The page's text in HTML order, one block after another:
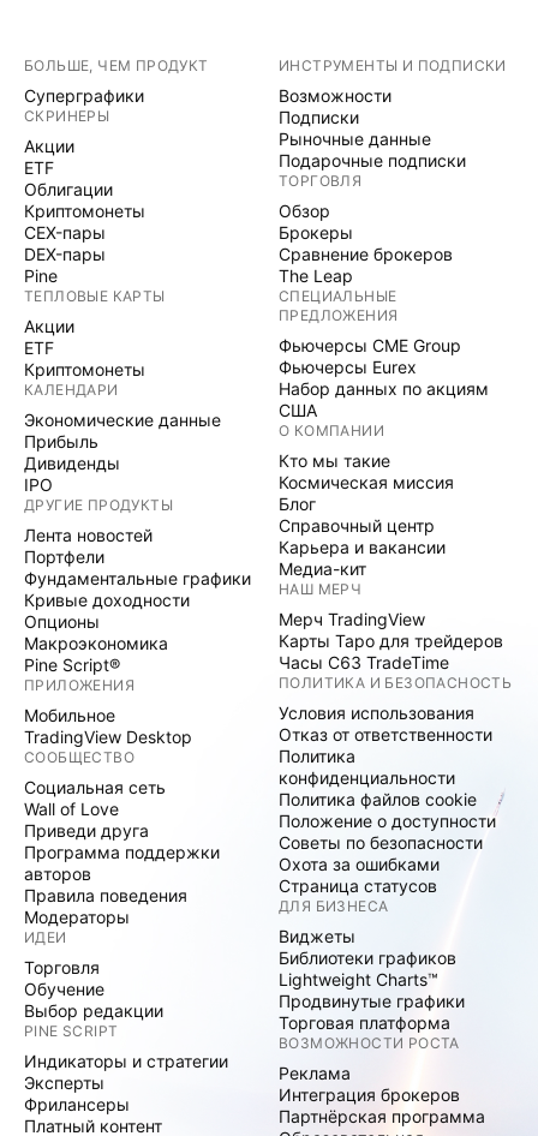
БОЛЬШЕ, ЧЕМ ПРОДУКТ
Суперграфики
СКРИНЕРЫ
Акции
ETF
Облигации
Криптомонеты
CEX-пары
DEX-пары
Pine
ТЕПЛОВЫЕ КАРТЫ
Акции
ETF
Криптомонеты
КАЛЕНДАРИ
Экономические данные
Прибыль
Дивиденды
IPO
ДРУГИЕ ПРОДУКТЫ
Лента новостей
Портфели
Фундаментальные графики
Кривые доходности
Опционы
Макроэкономика
Pine Script®
ПРИЛОЖЕНИЯ
Мобильное
TradingView Desktop
СООБЩЕСТВО
Социальная сеть
Wall of Love
Приведи друга
Программа поддержки
авторов
Правила поведения
Модераторы
ИДЕИ
Торговля
Обучение
Выбор редакции
PINE SCRIPT
Индикаторы и стратегии
Эксперты
Фрилансеры
Платный контент
ИНСТРУМЕНТЫ И ПОДПИСКИ
Возможности
Подписки
Рыночные данные
Подарочные подписки
ТОРГОВЛЯ
Обзор
Брокеры
Сравнение брокеров
The Leap
СПЕЦИАЛЬНЫЕ
ПРЕДЛОЖЕНИЯ
Фьючерсы CME Group
Фьючерсы Eurex
Набор данных по акциям
США
О КОМПАНИИ
Кто мы такие
Космическая миссия
Блог
Справочный центр
Карьера и вакансии
Медиа-кит
НАШ МЕРЧ
Мерч TradingView
Карты Таро для трейдеров
Часы C63 TradeTime
ПОЛИТИКА И БЕЗОПАСНОСТЬ
Условия использования
Отказ от ответственности
Политика
конфиденциальности
Политика файлов cookie
Положение о доступности
Советы по безопасности
Охота за ошибками
Страница статусов
ДЛЯ БИЗНЕСА
Виджеты
Библиотеки графиков
Lightweight Charts™
Продвинутые графики
Торговая платформа
ВОЗМОЖНОСТИ РОСТА
Реклама
Интеграция брокеров
Партнёрская программа